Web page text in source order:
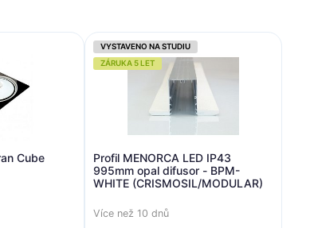
Cube
VYSTAVENO NA STUDIU
ZÁRUKA 5 LET
Profil MENORCA LED IP43
995mm opal difusor - BPM-
WHITE (CRISMOSIL/MODULAR)
Více než 10 dnů